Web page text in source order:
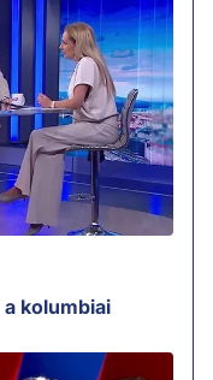
kolumbiai